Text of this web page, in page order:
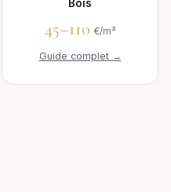
Bois
45–110 €/m²
Guide complet →